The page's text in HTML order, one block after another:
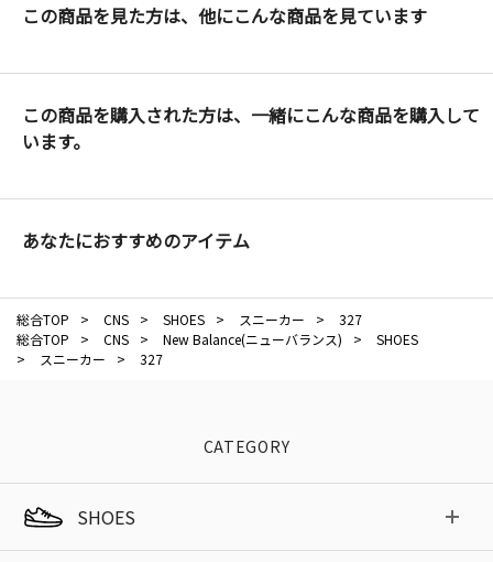
この商品を見た方は、他にこんな商品を見ています
この商品を購入された方は、一緒にこんな商品を購入して
います。
あなたにおすすめのアイテム
総合TOP > CNS > SHOES > スニーカー >
327
総合TOP
> CNS > New Balance(ニューバランス) >
SHOES
>
スニーカー > 327
CATEGORY
SHOES